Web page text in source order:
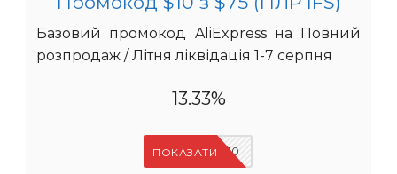
Базовий промокод AliExpress на Повний
розпродаж / Літня ліквідація 1-7 серпня
13.33%
IFSCDUA10
ПОКАЗАТИ